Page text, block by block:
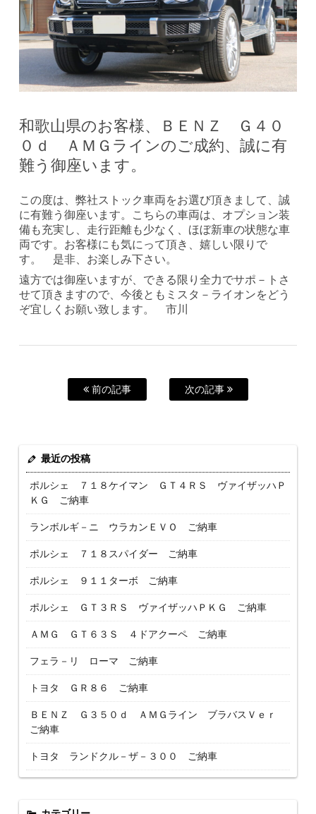
和歌山県のお客様、ＢＥＮＺ Ｇ４０
０ｄ ＡＭＧラインのご成約、誠に有
難う御座います。
この度は、弊社ストック車両をお選び頂きまして、誠
に有難う御座います。こちらの車両は、オプション装
備も充実し、走行距離も少なく、ほぼ新車の状態な車
両です。お客様にも気にって頂き、嬉しい限りで
す。 是非、お楽しみ下さい。
遠方では御座いますが、できる限り全力でサポ－トさ
せて頂きますので、今後ともミスタ－ライオンをどう
ぞ宜しくお願い致します。 市川
前の記事 次の記事
最近の投稿
ポルシェ ７１８ケイマン ＧＴ４ＲＳ ヴァイザッハＰ
ＫＧ ご納車
ランボルギ－ニ ウラカンＥＶＯ ご納車
ポルシェ ７１８スパイダー ご納車
ポルシェ ９１１ターボ ご納車
ポルシェ ＧＴ３ＲＳ ヴァイザッハＰＫＧ ご納車
ＡＭＧ ＧＴ６３Ｓ ４ドアクーペ ご納車
フェラ－リ ローマ ご納車
トヨタ ＧＲ８６ ご納車
ＢＥＮＺ Ｇ３５０ｄ ＡＭＧライン ブラバスＶｅｒ
ご納車
トヨタ ランドクル－ザ－３００ ご納車